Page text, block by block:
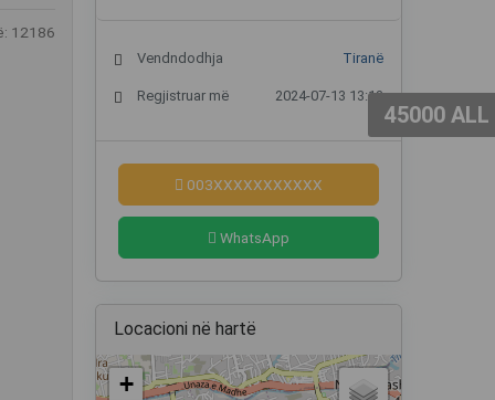
12186
45000 ALL
Vendndodhja Tiranë
Regjistruar më 2024-07-13 13:13
003XXXXXXXXXXX
WhatsApp
Locacioni në hartë
+